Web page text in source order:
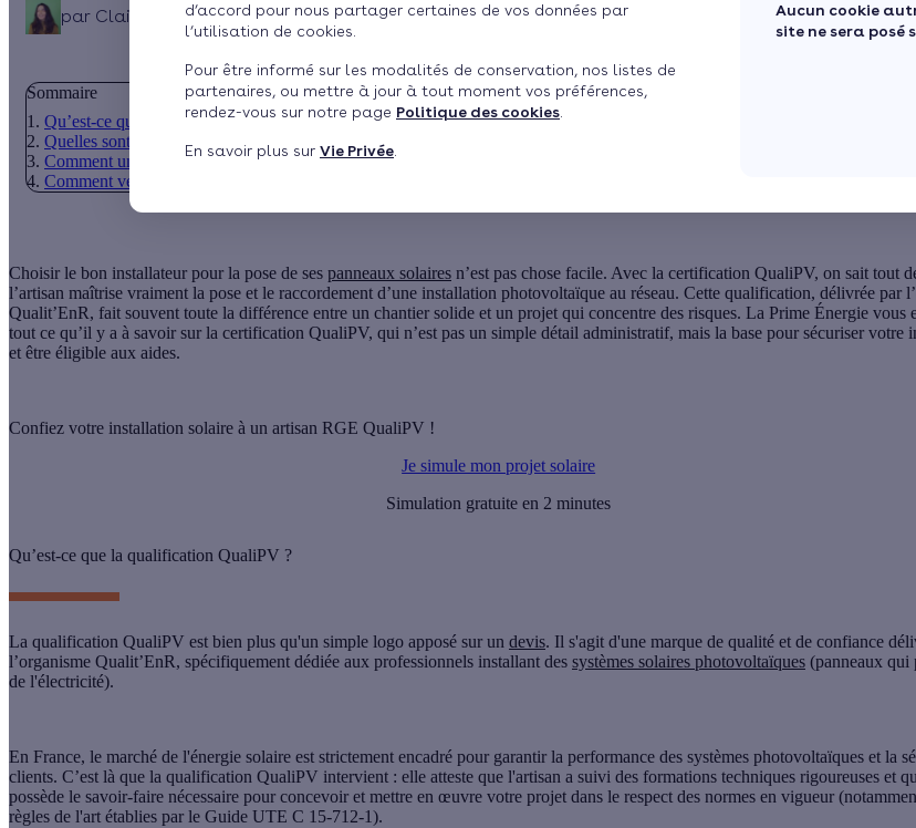
d’accord pour nous partager certaines de vos données par
l’utilisation de cookies.
Pour être informé sur les modalités de conservation, nos listes de
partenaires, ou mettre à jour à tout moment vos préférences,
rendez-vous sur notre page Politique des cookies
En savoir plus sur Vie Privée
Aucun cookie
site ne sera posé
par Claire Dubas 9 min de lecture
Sommaire
Qu’est-ce que la qualification QualiPV ?
Quelles sont les différentes qualifications QualiPV ?
Comment une entreprise obtient la qualification QualiPV ?
Comment vérifier la certification d'un installateur QualiPV ?
Choisir le bon installateur pour la pose de ses panneaux solaires n’est pas chose facile. Avec la certification QualiPV, on sait tout
l’artisan maîtrise vraiment la pose et le raccordement d’une installation photovoltaïque au réseau. Cette qualification, délivrée par
Qualit’EnR, fait souvent toute la différence entre un chantier solide et un projet qui concentre des risques. La Prime Énergie vous
tout ce qu’il y a à savoir sur la certification QualiPV, qui n’est pas un simple détail administratif, mais la base pour sécuriser votre
et être éligible aux aides.
Confiez votre installation solaire à un artisan RGE QualiPV !
Je simule mon projet solaire
Simulation gratuite en 2 minutes
Qu’est-ce que la qualification QualiPV ?
La qualification QualiPV est bien plus qu'un simple logo apposé sur un devis. Il s'agit d'une marque de qualité et de confiance
l’organisme Qualit’EnR, spécifiquement dédiée aux professionnels installant des systèmes solaires photovoltaïques (panneaux qui
de l'électricité).
En France, le marché de l'énergie solaire est strictement encadré pour garantir la performance des systèmes photovoltaïques et la
clients. C’est là que la qualification QualiPV intervient : elle atteste que l'artisan a suivi des formations techniques rigoureuses et
possède le savoir-faire nécessaire pour concevoir et mettre en œuvre votre projet dans le respect des normes en vigueur
règles de l'art établies par le Guide UTE C 15-712-1).